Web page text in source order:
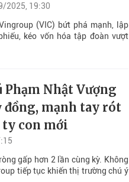
2025, 19:30
(VIC) bứt phá mạnh, lập
kéo vốn hóa tập đoàn vượt
Nhật Vượng
đồng, mạnh tay rót
con mới
gấp hơn 2 lần cùng kỳ. Không
tiếp tục khiến thị trường chú ý